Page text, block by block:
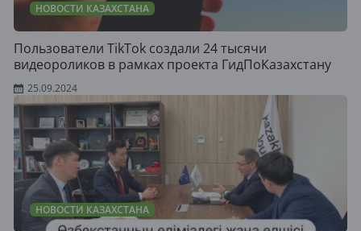
НОВОСТИ КАЗАХСТАНА
Пользователи TikTok создали 24 тысячи
видеороликов в рамках проекта ГидПоКазахстану
25.09.2024
НОВОСТИ КАЗАХСТАНА